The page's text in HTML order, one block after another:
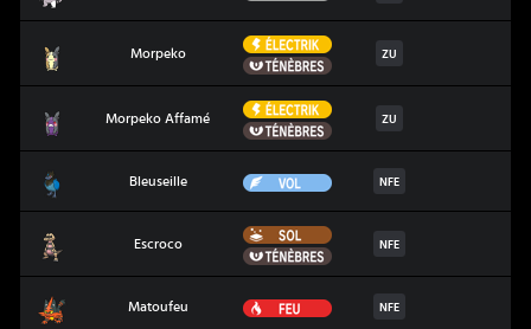
Morpeko
Électrik
Ténèbres
ZU
Morpeko Affamé
Électrik
Ténèbres
ZU
Bleuseille Vol NFE
Escroco
Sol
Ténèbres
NFE
Matoufeu Feu NFE